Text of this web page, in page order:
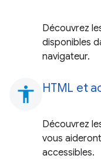
Découvrez
disponibles
navigateur.
accessibility HTML et
Découvrez
vous
accessibles.